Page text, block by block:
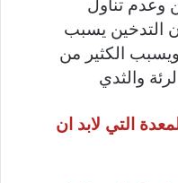
وعدم تناول
التدخين يسبب
الكثير من
والثدي
التي لابد ان